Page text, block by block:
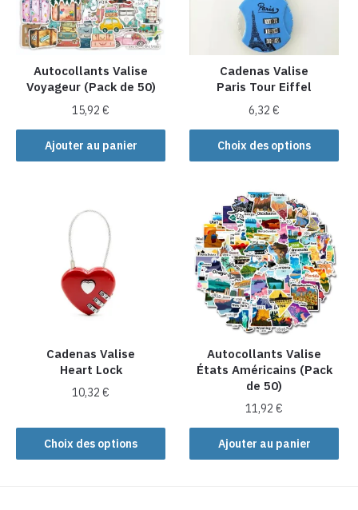
Autocollants Valise
Voyageur (Pack de 50)
15,92€
Ajouter au panier
Cadenas Valise
Paris Tour Eiffel
6,32€
Choix des options
Ce
produit
plusieurs
variations.
Les
options
peuvent
être
choisies
sur
la
page
du
produit
Cadenas Valise
Heart Lock
10,32€
Choix des options
produit
a
Autocollants Valise
États Américains (Pack
de 50)
11,92€
Ajouter au panier